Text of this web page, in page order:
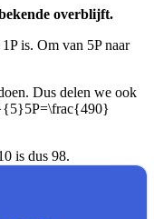
overblijft.
is. Om van 5P naar
Dus delen we ook
is dus 98.